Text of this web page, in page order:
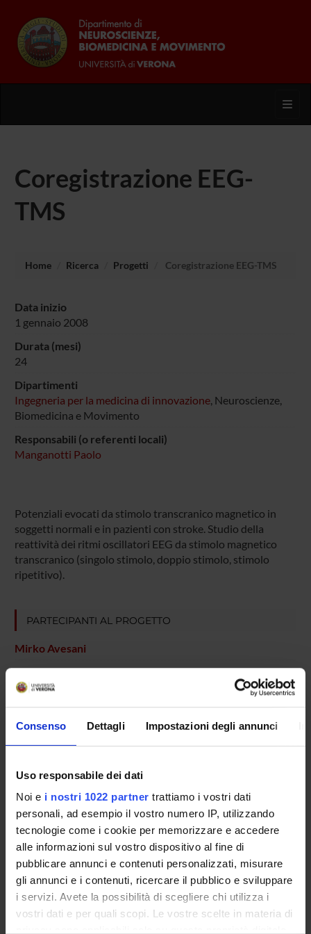
Consenso Dettagli Impostazioni degli annunci
Uso responsabile dei dati
Noi e i nostri 1022 partner trattiamo i vostri dati
personali, ad esempio il vostro numero IP, utilizzando
tecnologie come i cookie per memorizzare e accedere
alle informazioni sul vostro dispositivo al fine di
pubblicare annunci e contenuti personalizzati, misurare
gli annunci e i contenuti, ricercare il pubblico e sviluppare
i servizi. Avete la possibilità di scegliere chi utilizza i
vostri dati e per quali scopi. Le vostre scelte in materia di
Coregistrazione EEG-
TMS
Home Ricerca Progetti Coregistrazione EEG-TMS
Data inizio
1 gennaio 2008
Durata (mesi)
24
Dipartimenti
Ingegneria per la medicina di innovazione, Neuroscienze,
Biomedicina e Movimento
Responsabili (o referenti locali)
Manganotti Paolo
Potenziali evocati da stimolo transcranico magnetico in
soggetti normali e in pazienti con stroke. Studio della
reattività dei ritmi oscillatori EEG da stimolo magnetico
transcranico (singolo stimolo, doppio stimolo, stimolo
ripetitivo).
PARTECIPANTI AL PROGETTO
Mirko Avesani
Antonio Fiaschi
Emanuela Formaggio
Giorgio Fuggetta
Paolo Manganotti
Silvia Francesca Storti
SEZIONI
Neurologia